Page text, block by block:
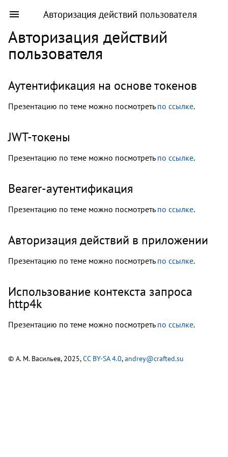
Авторизация действий пользователя
Авторизация действий
пользователя
Аутентификация на основе токенов
Презентацию по теме можно посмотреть по ссылке.
JWT-токены
Презентацию по теме можно посмотреть по ссылке.
Bearer-аутентификация
Презентацию по теме можно посмотреть по ссылке.
Авторизация действий в приложении
Презентацию по теме можно посмотреть по ссылке.
Использование контекста запроса
http4k
Презентацию по теме можно посмотреть по ссылке.
© A. M. Васильев, 2025,CC BY-SA 4.0,andrey@crafted.su